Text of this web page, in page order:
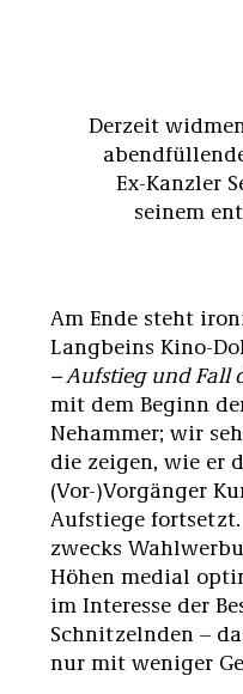
Derzeit
Ex-Kanzler
seinem
Am Ende steht
Langbeins Kino-
– Aufstieg und Fall
mit dem Beginn
Nehammer; wir
die zeigen, wie er
(Vor-)Vorgänger
Aufstiege
zwecks
Höhen medial
im Interesse der
Schnitzelnden –
nur mit weniger